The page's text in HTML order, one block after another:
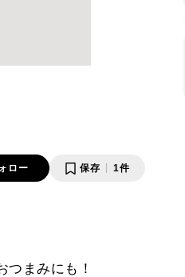
ロー 保存 1件
まみにも！